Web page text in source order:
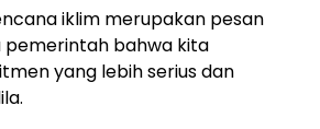
iklim merupakan pesan
pemerintah bahwa kita
yang lebih serius dan